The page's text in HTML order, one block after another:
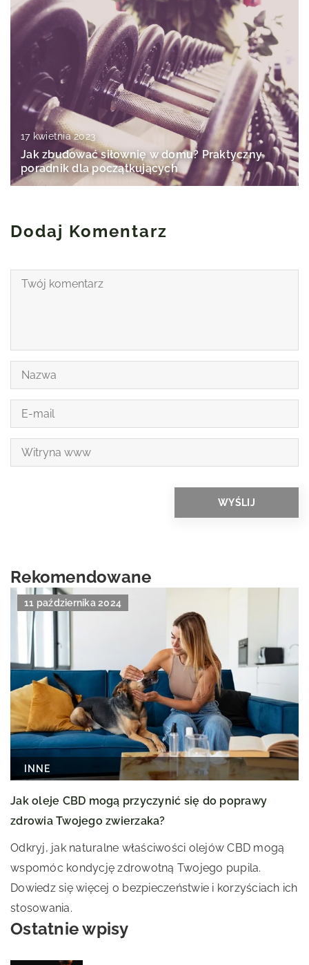
17 kwietnia 2023
Jak zbudować siłownię w domu? Praktyczny
poradnik dla początkujących
Dodaj Komentarz
Rekomendowane
11 października 2024
INNE
Jak oleje CBD mogą przyczynić się do poprawy
zdrowia Twojego zwierzaka?
Odkryj, jak naturalne właściwości olejów CBD mogą
wspomóc kondycję zdrowotną Twojego pupila.
Dowiedz się więcej o bezpieczeństwie i korzyściach ich
stosowania.
Ostatnie wpisy